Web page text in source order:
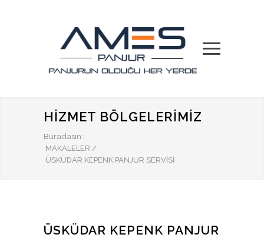
HIZMET BÖLGELERIMIZ
Buradasın :
MAKALELER /
ÜSKÜDAR KEPENK PANJUR SERVISI
ÜSKÜDAR KEPENK PANJUR